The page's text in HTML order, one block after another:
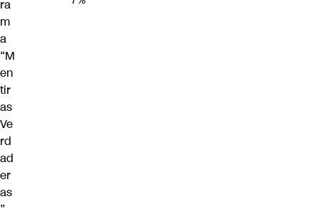
ra
m
a
“M
en
tir
as
Ve
rd
ad
er
as